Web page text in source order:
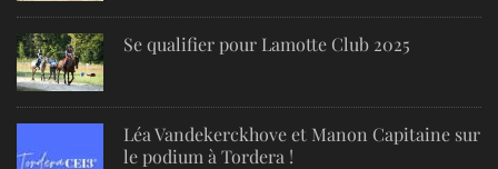
Se qualifier pour Lamotte Club 2025
Léa Vandekerckhove et Manon Capitaine sur
le podium à Tordera !